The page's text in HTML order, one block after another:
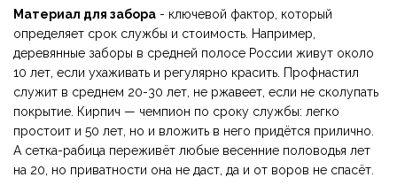
Материал для забора - ключевой фактор, который
определяет срок службы и стоимость. Например,
деревянные заборы в средней полосе России живут около
10 лет, если ухаживать и регулярно красить. Профнастил
служит в среднем 20-30 лет, не ржавеет, если не сколупать
покрытие. Кирпич — чемпион по сроку службы: легко
простоит и 50 лет, но и вложить в него придётся прилично.
А сетка-рабица переживёт любые весенние половодья лет
на 20, но приватности она не даст, да и от воров не спасёт.